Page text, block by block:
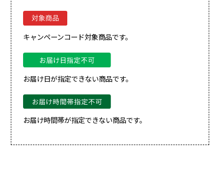
キャンペーンコード対象商品です。
お届け日が指定できない商品です。
お届け時間帯が指定できない商品です。